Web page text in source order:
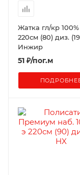
Жатка гл/кр
220см (80) диз.
Инжир
51 ₽/пог.м